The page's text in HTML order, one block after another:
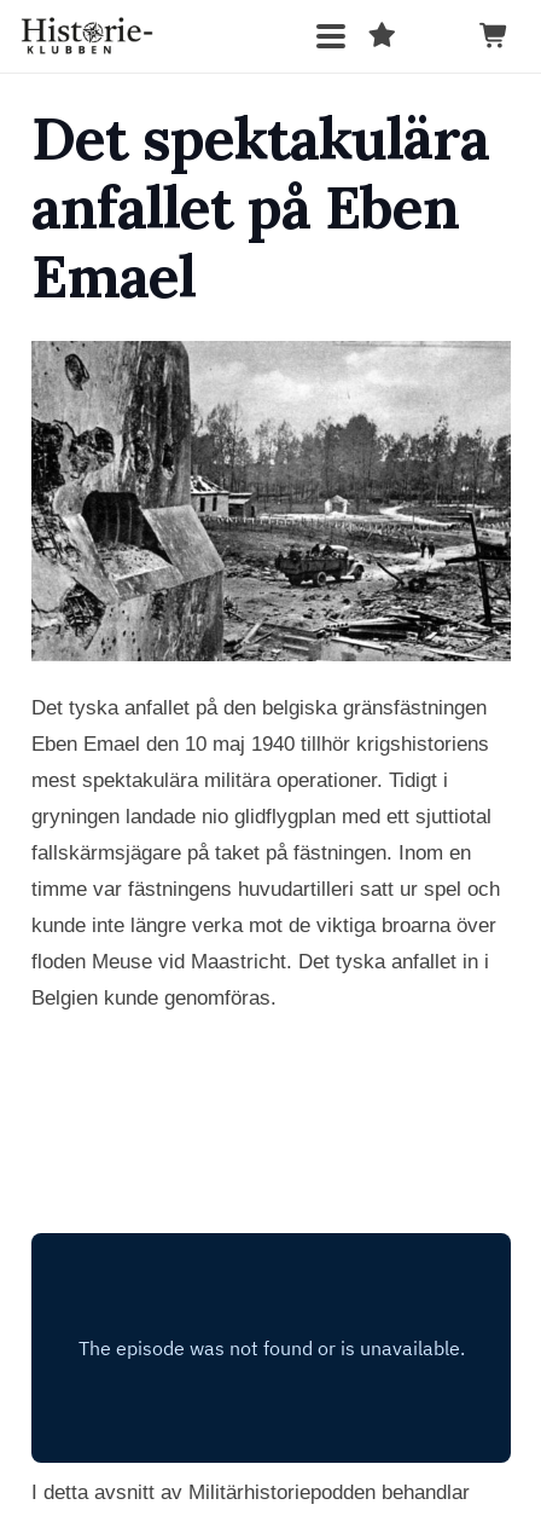
Det spektakulära
anfallet på Eben
Emael
Det tyska anfallet på den belgiska gränsfästningen
Eben Emael den 10 maj 1940 tillhör krigshistoriens
mest spektakulära militära operationer. Tidigt i
gryningen landade nio glidflygplan med ett sjuttiotal
fallskärmsjägare på taket på fästningen. Inom en
timme var fästningens huvudartilleri satt ur spel och
kunde inte längre verka mot de viktiga broarna över
floden Meuse vid Maastricht. Det tyska anfallet in i
Belgien kunde genomföras.
I detta avsnitt av Militärhistoriepodden behandlar